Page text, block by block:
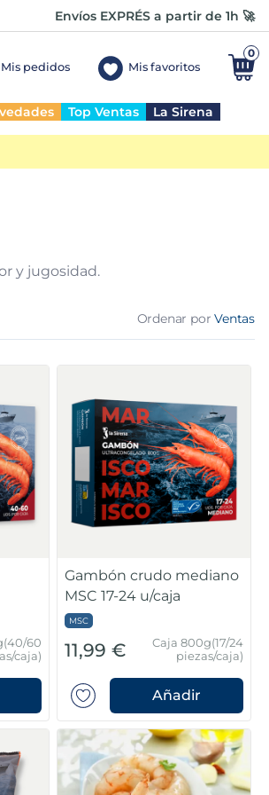
Envíos EXPRÉS a partir de 1h 🚀
Mis pedidos Mis favoritos
0
Top Ventas La Sirena
y jugosidad.
Ordenar por Ventas
60
caja)
Gambón crudo mediano
MSC 17-24 u/caja
MSC
11,99 €
Caja 800g(17/24
piezas/caja)
Añadir